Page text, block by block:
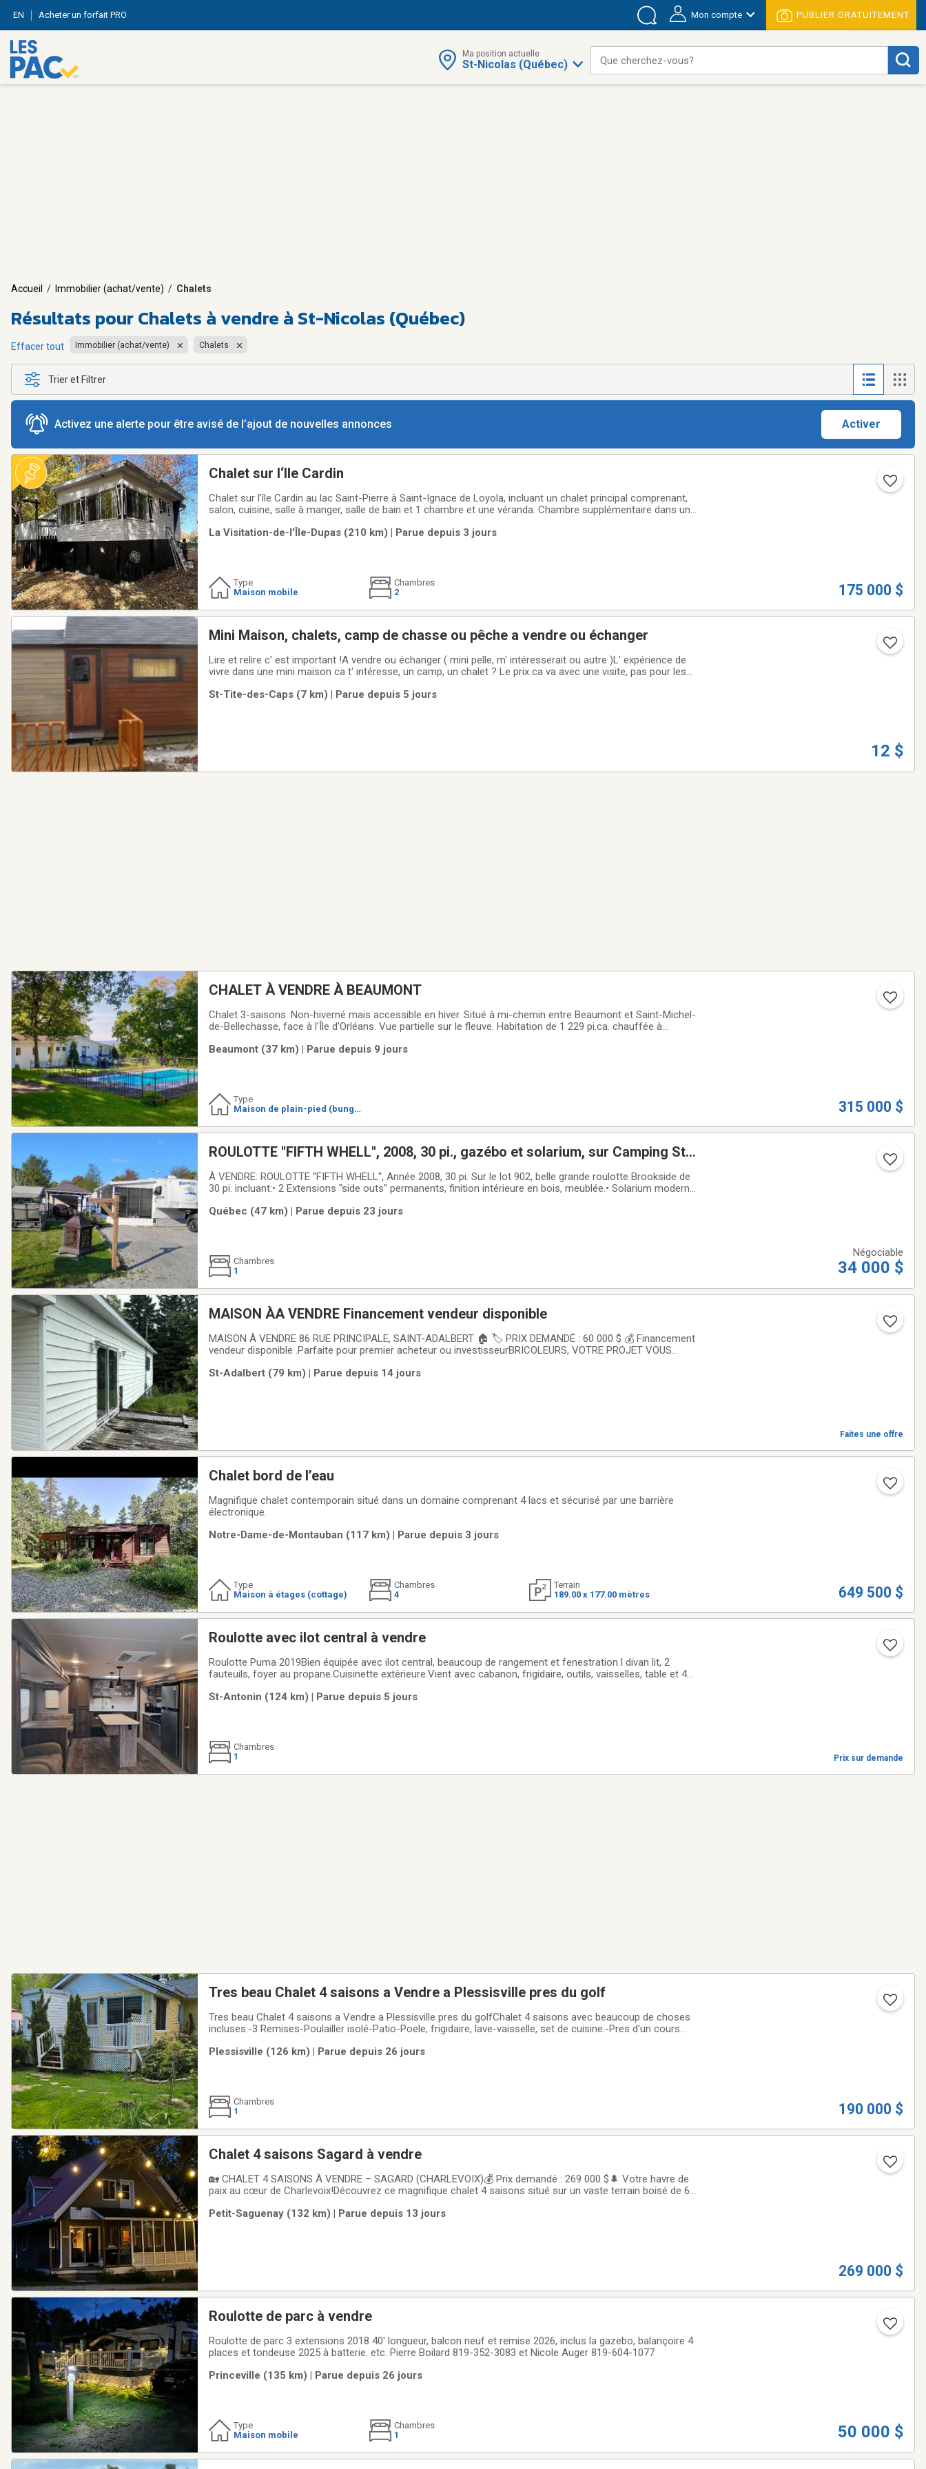
EN Acheter un forfait PRO Mon compte PUBLIER GRATUITEMENT
Ma position actuelle
St-Nicolas (Québec) Que cherchez-vous?
Accueil / Immobilier (achat/vente) / Chalets
Résultats pourChalets à vendre à St-Nicolas (Québec)
Effacer tout Immobilier (achat/vente) Chalets
Trier et Filtrer
Activez une alerte pour être avisé de l’ajout de nouvelles annonces Activer
Chalet sur l‘Ile Cardin
Chalet sur l’île Cardin au lac Saint-Pierre à Saint-Ignace de Loyola, incluant un chalet principal comprenant,
salon, cuisine, salle à manger, salle de bain et 1 chambre et une véranda. Chambre supplémentaire dans un
Accessible seulement par
La Visitation-de-l'Île-Dupas (210 km) | Parue depuis 3 jours
Type
Maison mobile
Chambres
2
175 000 $
Mini Maison, chalets, camp de chasse ou pêche a vendre ou échanger
Lire et relire c' est important !A vendre ou échanger ( mini pelle, m' intéresserait ou autre )L' expérience de
vivre dans une mini maison ca t' intéresse, un camp, un chalet ? Le prix ca va avec une visite, pas pour les
lits superposés. Peut
St-Tite-des-Caps (7 km) | Parue depuis 5 jours
12 $
CHALET À VENDRE À BEAUMONT
Chalet 3-saisons. Non-hiverné mais accessible en hiver. Situé à mi-chemin entre Beaumont et Saint-Michel-
de-Bellechasse, face à l'Île d'Orléans. Vue partielle sur le fleuve. Habitation de 1 229 pi.ca. chauffée à
de petites dimensions.
Beaumont (37 km) | Parue depuis 9 jours
Type
Maison de plain-pied (bungal
315 000 $
ROULOTTE ''FIFTH WHELL'', 2008, 30 pi., gazébo et solarium, sur Camping St-
Esprit, Ville de Québec.
À VENDRE: ROULOTTE ''FIFTH WHELL'', Année 2008, 30 pi. Sur le lot 902, belle grande roulotte Brookside de
30 pi. incluant:• 2 Extensions ''side outs'' permanents, finition intérieure en bois, meublée.• Solarium moderne
sofas (x4),
Québec (47 km) | Parue depuis 23 jours
Chambres
1
Négociable
34 000 $
MAISON ÀA VENDRE Financement vendeur disponible
MAISON À VENDRE 86 RUE PRINCIPALE, SAINT-ADALBERT 🏠 🏷️ PRIX DEMANDÉ : 60 000 $ 💰 Financement
vendeur disponible .Parfaite pour premier acheteur ou investisseurBRICOLEURS, VOTRE PROJET VOUS
située au cœur du village de Saint-Adalbert. Avec
St-Adalbert (79 km) | Parue depuis 14 jours
Faites une offre
Chalet bord de l’eau
Magnifique chalet contemporain situé dans un domaine comprenant 4 lacs et sécurisé par une barrière
électronique.
Notre-Dame-de-Montauban (117 km) | Parue depuis 3 jours
Type
Maison à étages (cottage)
Chambres
4
Terrain
189.00 x 177.00 mètres
649 500 $
Roulotte avec ilot central à vendre
Roulotte Puma 2019Bien équipée avec ilot central, beaucoup de rangement et fenestration.I divan lit, 2
fauteuils, foyer au propane.Cuisinette extérieure.Vient avec cabanon, frigidaire, outils, vaisselles, table et 4
ont changé.
St-Antonin (124 km) | Parue depuis 5 jours
Chambres
1
Prix sur demande
Tres beau Chalet 4 saisons a Vendre a Plessisville pres du golf
Tres beau Chalet 4 saisons a Vendre a Plessisville pres du golfChalet 4 saisons avec beaucoup de choses
incluses:-3 Remises-Poulailler isolé-Patio-Poele, frigidaire, lave-vaisselle, set de cuisine.-Pres d'un cours
Plessisville (126 km) | Parue depuis 26 jours
Chambres
1
190 000 $
Chalet 4 saisons Sagard à vendre
🏡 CHALET 4 SAISONS À VENDRE – SAGARD (CHARLEVOIX)💰 Prix demandé : 269 000 $🌲 Votre havre de
paix au cœur de Charlevoix!Découvrez ce magnifique chalet 4 saisons situé sur un vaste terrain boisé de 69
Chalet de 24’ x 24’ sur 2
Petit-Saguenay (132 km) | Parue depuis 13 jours
269 000 $
Roulotte de parc à vendre
Roulotte de parc 3 extensions 2018 40' longueur, balcon neuf et remise 2026, inclus la gazebo, balançoire 4
places et tondeuse 2025 à batterie. etc. Pierre Boilard 819-352-3083 et Nicole Auger 819-604-1077
Princeville (135 km) | Parue depuis 26 jours
Type
Maison mobile
Chambres
1
50 000 $